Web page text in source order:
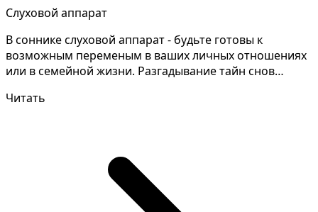
Слуховой аппарат
В соннике слуховой аппарат - будьте готовы к
возможным переменым в ваших личных отношениях
или в семейной жизни. Разгадывание тайн снов
Читать